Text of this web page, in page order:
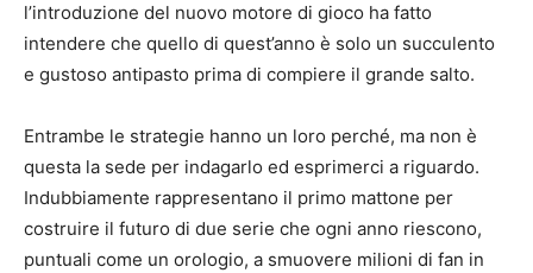
l’introduzione del nuovo motore di gioco ha fatto
intendere che quello di quest’anno è solo un succulento
e gustoso antipasto prima di compiere il grande salto.
Entrambe le strategie hanno un loro perché, ma non è
questa la sede per indagarlo ed esprimerci a riguardo.
Indubbiamente rappresentano il primo mattone per
costruire il futuro di due serie che ogni anno riescono,
puntuali come un orologio, a smuovere milioni di fan in